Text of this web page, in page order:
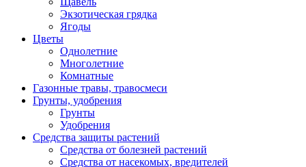
Экзотическая грядка
Ягоды
Цветы
Однолетние
Многолетние
Комнатные
Газонные травы, травосмеси
Грунты, удобрения
Грунты
Удобрения
Средства защиты растений
Средства от болезней растений
Средства от насекомых, вредителей